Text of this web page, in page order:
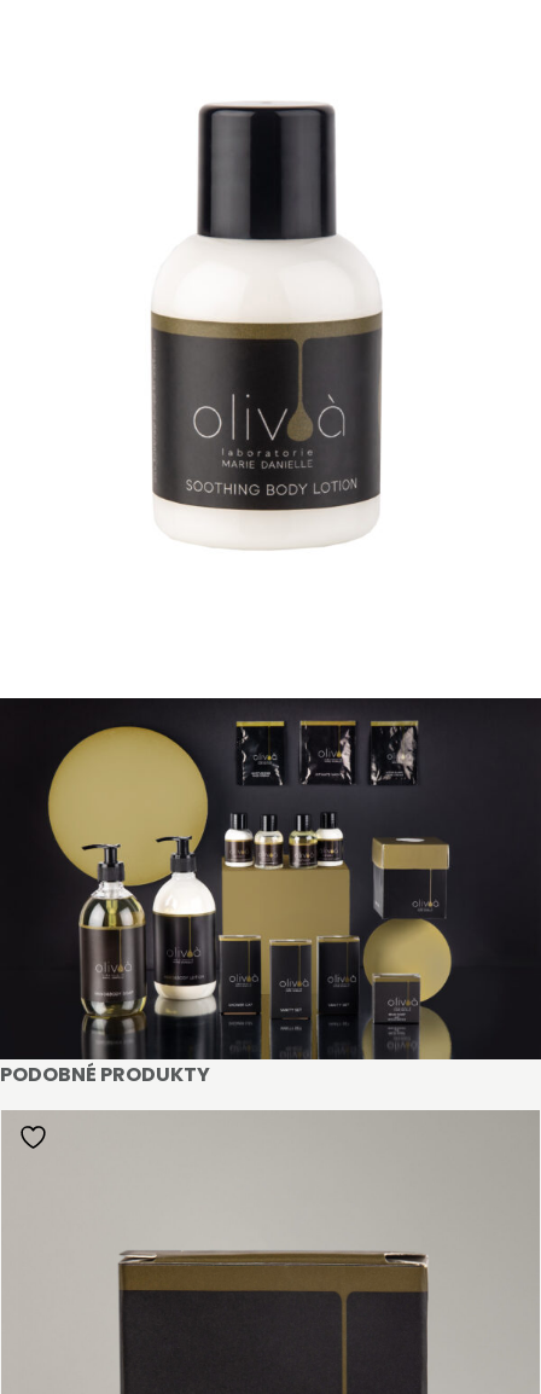
PODOBNÉ PRODUKTY
STAŇTE SE KLIENTEM
Stát se klientem velkoobchodu Bohéme Collection
je jednoduché, stačí podnikat a mít platné IČO.
Kromě snadnějšího procesu objednávek můžete
získat slevy až do výše 25 % v závislosti na velikosti